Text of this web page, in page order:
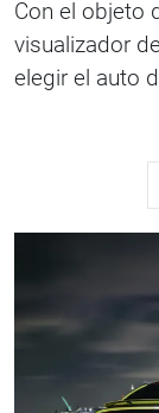
Con el objeto
visualizador
elegir el auto